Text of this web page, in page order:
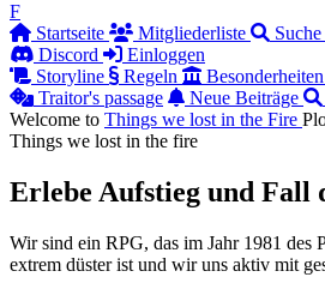
F
Startseite
Mitgliederliste Suche
Discord
Einloggen
Storyline
Regeln Besonderheiten
Traitor's passage
Neue Beiträge
Welcome to Things we lost in the Fire
Things we lost in the fire
Erlebe Aufstieg und Fall
Wir sind ein RPG, das im Jahr 1981 des
extrem düster ist und wir uns aktiv mit